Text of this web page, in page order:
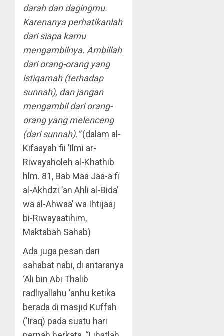
darah dan dagingmu.
Karenanya perhatikanlah
dari siapa kamu
mengambilnya. Ambillah
dari orang-orang yang
istiqamah (terhadap
sunnah), dan jangan
mengambil dari orang-
orang yang melenceng
(dari sunnah).”(dalam al-
Kifaayah fii ’Ilmi ar-
Riwayaholeh al-Khathib
hlm. 81, Bab Maa Jaa-a fi
al-Akhdzi ’an Ahli al-Bida’
wa al-Ahwaa’ wa Ihtijaaj
bi-Riwayaatihim,
Maktabah Sahab)
Ada juga pesan dari
sahabat nabi, di antaranya
‘Ali bin Abi Thalib
radliyallahu ’anhu ketika
berada di masjid Kuffah
(’Iraq) pada suatu hari